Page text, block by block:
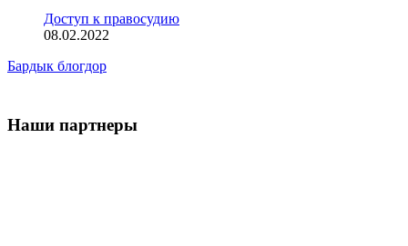
Доступ к правосудию
08.02.2022
Бардык блогдор
Наши партнеры